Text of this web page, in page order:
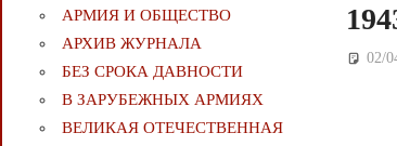
02/
АРМИЯ И ОБЩЕСТВО
АРХИВ ЖУРНАЛА
БЕЗ СРОКА ДАВНОСТИ
В ЗАРУБЕЖНЫХ АРМИЯХ
ВЕЛИКАЯ ОТЕЧЕСТВЕННАЯ